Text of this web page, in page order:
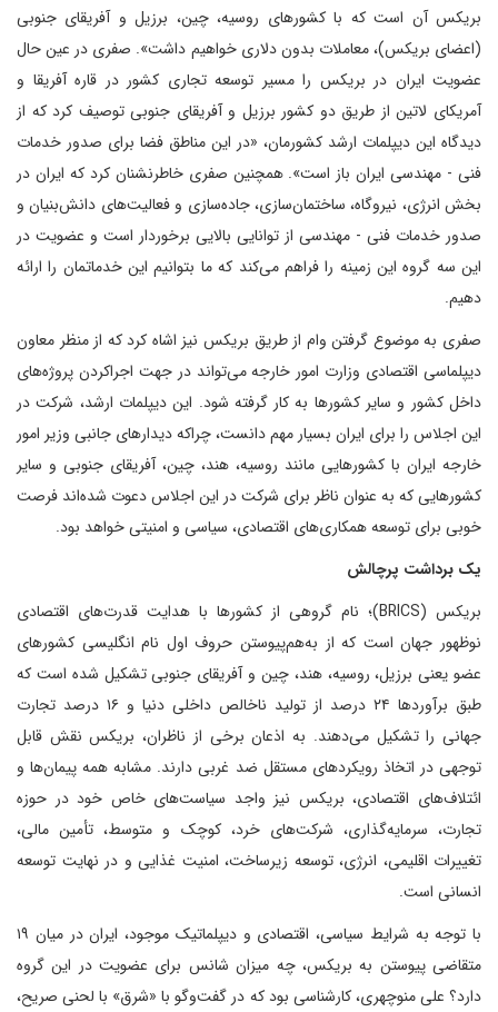
بریکس آن است که با کشورهای روسیه، چین، برزیل و آفریقای جنوبی
(اعضای بریکس)، معاملات بدون دلاری خواهیم داشت». صفری در عین حال
عضویت ایران در بریکس را مسیر توسعه تجاری کشور در قاره آفریقا و
آمریکای لاتین از طریق دو کشور برزیل و آفریقای جنوبی توصیف کرد که از
دیدگاه این دیپلمات ارشد کشورمان، «در این مناطق فضا برای صدور خدمات
فنی - مهندسی ایران باز است». همچنین صفری خاطرنشنان کرد که ایران در
بخش انرژی، نیروگاه، ساختمان‌سازی، جاده‌سازی و فعالیت‌های دانش‌بنیان و
صدور خدمات فنی - مهندسی از توانایی بالایی برخوردار است و عضویت در
این سه گروه این زمینه را فراهم می‌کند که ما بتوانیم این خدماتمان را ارائه
دهیم.
صفری به موضوع گرفتن وام از طریق بریکس نیز اشاه کرد که از منظر معاون
دیپلماسی اقتصادی وزارت امور خارجه می‌تواند در جهت اجراکردن پروژه‌های
داخل کشور و سایر کشورها به کار گرفته شود. این دیپلمات ارشد، شرکت در
این اجلاس را برای ایران بسیار مهم دانست، چراکه دیدارهای جانبی وزیر امور
خارجه ایران با کشورهایی مانند روسیه، هند، چین، آفریقای جنوبی و سایر
کشورهایی که به عنوان ناظر برای شرکت در این اجلاس دعوت شده‌اند فرصت
خوبی برای توسعه همکاری‌های اقتصادی، سیاسی و امنیتی خواهد بود.
یک برداشت پرچالش
بریکس (BRICS)؛ نام گروهی از کشورها با هدایت قدرت‌های اقتصادی
نوظهور جهان است که از به‌هم‌پیوستن حروف اول نام انگلیسی کشورهای
عضو یعنی برزیل، روسیه، هند، چین و آفریقای جنوبی تشکیل شده است که
طبق برآوردها ۲۴ درصد از تولید ناخالص داخلی دنیا و ۱۶ درصد تجارت
جهانی را تشکیل می‌دهند. به اذعان برخی از ناظران، بریکس نقش قابل
توجهی در اتخاذ رویکردهای مستقل ضد غربی دارند. مشابه همه پیمان‌ها و
ائتلاف‌های اقتصادی، بریکس نیز واجد سیاست‌های خاص خود در حوزه
تجارت، سرمایه‌گذاری، شرکت‌های خرد، کوچک و متوسط، تأمین مالی،
تغییرات اقلیمی، انرژی، توسعه زیرساخت، امنیت غذایی و در نهایت توسعه
انسانی است.
با توجه به شرایط سیاسی، اقتصادی و دیپلماتیک موجود، ایران در میان ۱۹
متقاضی پیوستن به بریکس، چه میزان شانس برای عضویت در این گروه
دارد؟ علی منوچهری، کارشناسی بود که در گفت‌وگو با «شرق» با لحنی صریح،